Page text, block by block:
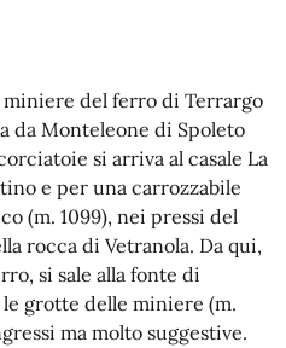
del ferro di Terrargo
da Monteleone di Spoleto
si arriva al casale La
e per una carrozzabile
(m. 1099), nei pressi del
rocca di Vetranola. Da qui,
si sale alla fonte di
grotte delle miniere (m.
ma molto suggestive.